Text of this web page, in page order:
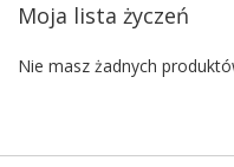
Moja lista życzeń
Nie masz żadnych